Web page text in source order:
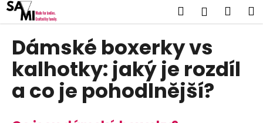
Přejít
obsah
Hledat
Dámské boxerky vs
kalhotky: jaký je rozdíl
a co je pohodlnější?
K
o
C
o
p